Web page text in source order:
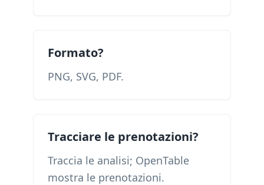
Formato?
PNG, SVG, PDF.
Tracciare le prenotazioni?
Traccia le analisi; OpenTable
mostra le prenotazioni.